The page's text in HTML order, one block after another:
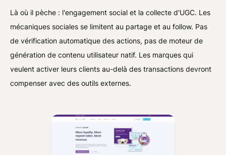
Là où il pèche : l'engagement social et la collecte d'UGC. Les
mécaniques sociales se limitent au partage et au follow. Pas
de vérification automatique des actions, pas de moteur de
génération de contenu utilisateur natif. Les marques qui
veulent activer leurs clients au-delà des transactions devront
compenser avec des outils externes.